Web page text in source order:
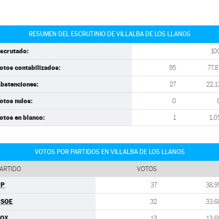
RESUMEN DEL ESCRUTINIO DE VILLALBA DE LOS LLANOS
contabilizados: 95
27
nulos: 0
en blanco: 1
VOTOS POR PARTIDOS EN VILLALBA DE LOS LLANOS
VOTOS
37
32